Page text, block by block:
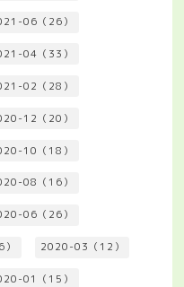
06（26）
04（33）
02（28）
12（20）
10（18）
08（16）
06（26）
2020-03（12）
01（15）